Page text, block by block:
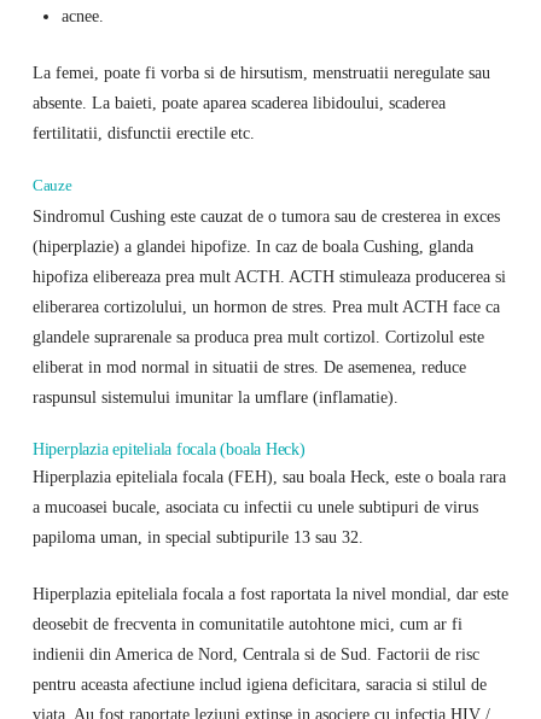
acnee.
La femei, poate fi vorba si de hirsutism, menstruatii neregulate sau
absente. La baieti, poate aparea scaderea libidoului, scaderea
fertilitatii, disfunctii erectile etc.
Cauze
Sindromul Cushing este cauzat de o tumora sau de cresterea in exces
(hiperplazie) a glandei hipofize. In caz de boala Cushing, glanda
hipofiza elibereaza prea mult ACTH. ACTH stimuleaza producerea si
eliberarea cortizolului, un hormon de stres. Prea mult ACTH face ca
glandele suprarenale sa produca prea mult cortizol. Cortizolul este
eliberat in mod normal in situatii de stres. De asemenea, reduce
raspunsul sistemului imunitar la umflare (inflamatie).
Hiperplazia epiteliala focala (boala Heck)
Hiperplazia epiteliala focala (FEH), sau boala Heck, este o boala rara
a mucoasei bucale, asociata cu infectii cu unele subtipuri de virus
papiloma uman, in special subtipurile 13 sau 32.
Hiperplazia epiteliala focala a fost raportata la nivel mondial, dar este
deosebit de frecventa in comunitatile autohtone mici, cum ar fi
indienii din America de Nord, Centrala si de Sud. Factorii de risc
pentru aceasta afectiune includ igiena deficitara, saracia si stilul de
viata. Au fost raportate leziuni extinse in asociere cu infectia HIV /